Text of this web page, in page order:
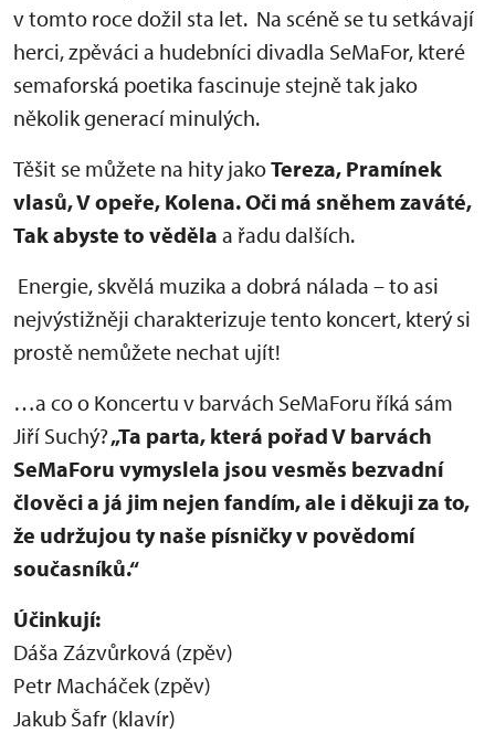
v tomto roce dožil sta let. Na scéně se tu setkávají
herci, zpěváci a hudebníci divadla SeMaFor, které
semaforská poetika fascinuje stejně tak jako
několik generací minulých.
Těšit se můžete na hity jakoTereza, Pramínek
vlasů, V opeře, Kolena. Oči má sněhem zaváté,
Tak abyste to věděla a řadu dalších.
Energie, skvělá muzika a dobrá nálada – to asi
nejvýstižněji charakterizuje tento koncert, který si
prostě nemůžete nechat ujít!
…a co o Koncertu v barvách SeMaForu říká sám
Jiří Suchý?„Ta parta, která pořad V barvách
SeMaForu vymyslela jsou vesměs bezvadní
člověci a já jim nejen fandím, ale i děkuji za to,
že udržujou ty naše písničky v povědomí
současníků.“
Účinkují:
Dáša Zázvůrková (zpěv)
Petr Macháček (zpěv)
Jakub Šafr (klavír)